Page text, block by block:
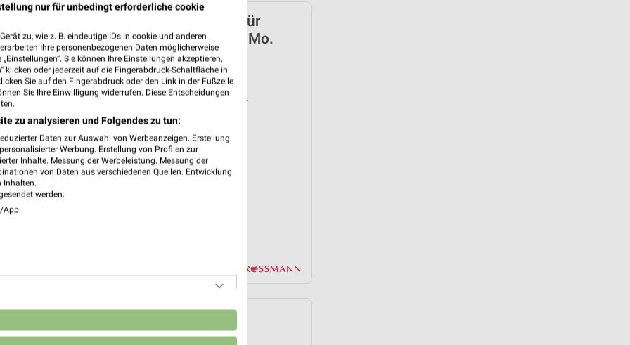
❯
Rossmann Prospekt für
Höchstadt (Aisch) ab Mo.
den 29.06.
Schulaktion 2026
Gültig von 29. Jun. bis 22. Sep.
📅 Kalendereintrag erstellen
PROSPEKT BLÄTTERN
nur für unbedingt erforderliche cookie
zu, wie z. B. eindeutige IDs in cookie und anderen
Ihre personenbezogenen Daten möglicherweise
Sie können Ihre Einstellungen akzeptieren,
klicken oder jederzeit auf die Fingerabdruck-Schaltfläche in
Sie auf den Fingerabdruck oder den Link in der Fußzeile
Sie Ihre Einwilligung widerrufen. Diese Entscheidungen
zu analysieren und Folgendes zu tun:
Daten zur Auswahl von Werbeanzeigen. Erstellung
Werbung. Erstellung von Profilen zur
Inhalte. Messung der Werbeleistung. Messung der
von Daten aus verschiedenen Quellen. Entwicklung
Inhalten.
werden.
App.